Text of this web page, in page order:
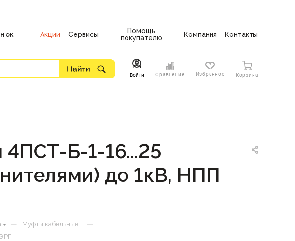
Акции Сервисы
Помощь
покупателю
Компания Контакты
Войти Сравнение Избранное Корзина
4ПСТ-Б-1-16...25
до 1кВ, НПП
— Муфты кабельные —